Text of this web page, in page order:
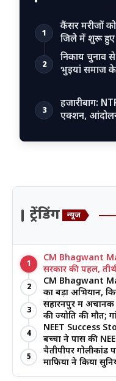
1
कैंसर मरीजों
जिले में शुरू
2
निकाय चुनाव
भुइयां समाज के
3
हजारीबाग:
एक्शन,
ट्रेंडिंग न्यूज
1
CM Bhagwant
सरकार की पहल,
जोर
2
CM Bhagwant
का बड़ा अभियान,
खेती का मिल रहा
3
सहारनपुर में अचानक
की ज्योति की मौत;
4
NEET Success
बच्चों ने पास की
बहनों ने रचा इतिहास
5
चैतीपीपर गोलीकांड
माफिया ने किया
आंदोलन